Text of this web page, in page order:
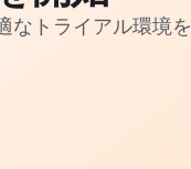
なトライアル環境を